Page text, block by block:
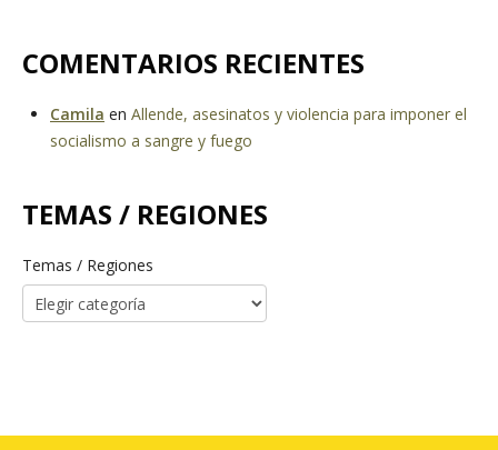
COMENTARIOS RECIENTES
Camila en Allende, asesinatos y violencia para imponer el
socialismo a sangre y fuego
TEMAS / REGIONES
Temas / Regiones